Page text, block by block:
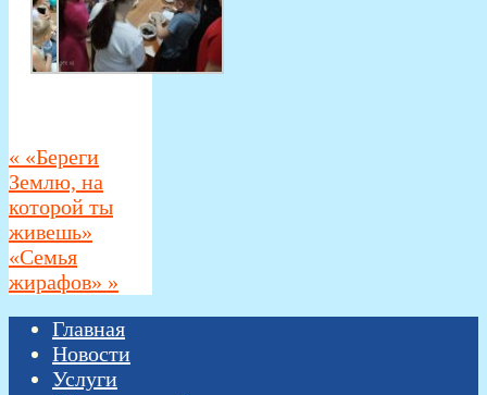
« «Береги
Землю, на
которой ты
живешь»
«Семья
жирафов» »
Главная
Новости
Услуги